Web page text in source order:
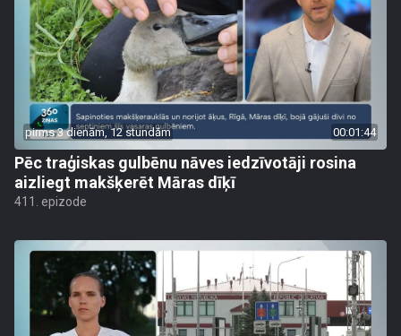
pirms 3 dienām, 12 stundām 00:01:44
Pēc traģiskas gulbēnu nāves iedzīvotāji rosina
aizliegt makšķerēt Māras dīķī
411. epizode